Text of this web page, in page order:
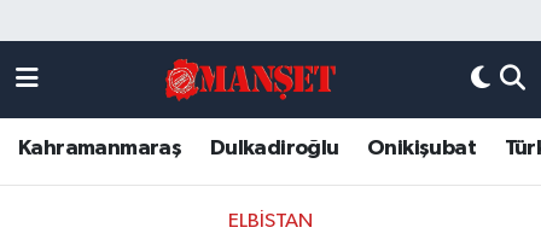
Kahramanmaraş Dulkadiroğlu Onikişubat
ELBISTAN
DULKADİROĞLU
KAHRAMANMARAŞ
Kahramanmaraş Nöbetçi Eczaneler
Kahramanmaraş Hava Durumu
Kahramanmaraş Trafik Yoğunluk Haritası